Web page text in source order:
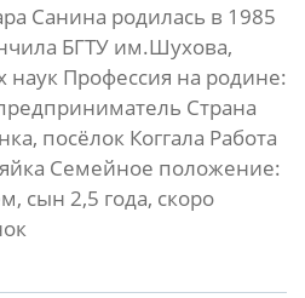
Санина родилась в 1985
БГТУ им.Шухова,
наук Профессия на родине:
Страна
посёлок Коггала Работа
Семейное положение:
сын 2,5 года, скоро